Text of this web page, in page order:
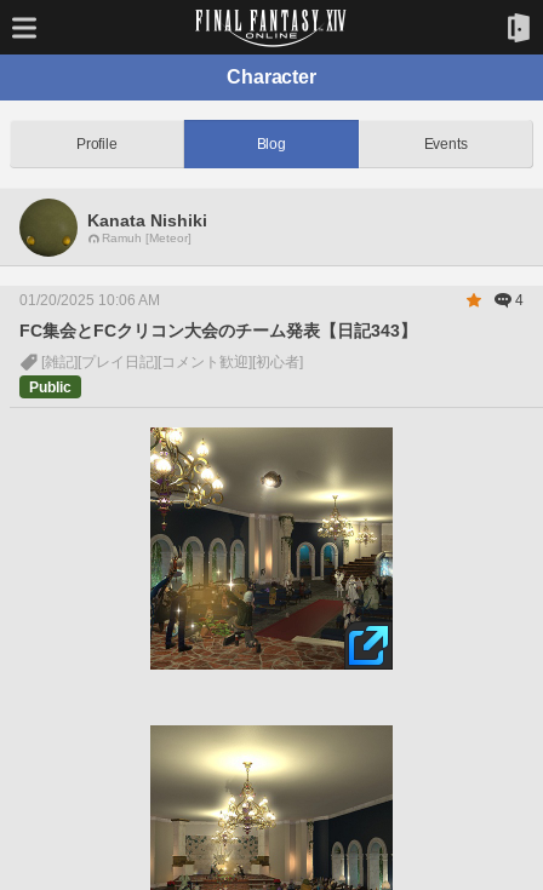
Character
Profile Blog Events
Kanata Nishiki
Ramuh [Meteor]
01/20/2025 10:06 AM 4
FC集会とFCクリコン大会のチーム発表【日記343】
[雑記] [プレイ日記] [コメント歓迎] [初心者]
Public